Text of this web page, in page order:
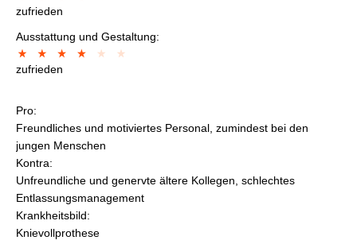
zufrieden
Ausstattung und Gestaltung:
zufrieden
Pro:
Freundliches und motiviertes Personal, zumindest bei den
jungen Menschen
Kontra:
Unfreundliche und genervte ältere Kollegen, schlechtes
Entlassungsmanagement
Krankheitsbild:
Knievollprothese